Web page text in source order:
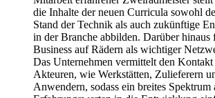
die Inhalte der neuen Curricula sowohl
Stand der Technik als auch zukünftige
in der Branche abbilden. Darüber hinaus
Business auf Rädern als wichtiger
Das Unternehmen vermittelt den
Akteuren, wie Werkstätten, Zulieferern
Anwendern, sodass ein breites Spektrum